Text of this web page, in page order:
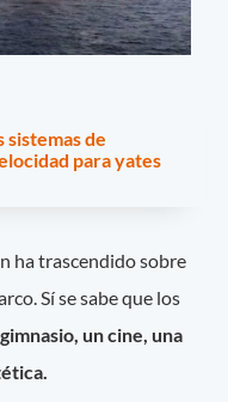
sistemas de
para yates
ha trascendido sobre
Sí se sabe que los
gimnasio, un cine, una